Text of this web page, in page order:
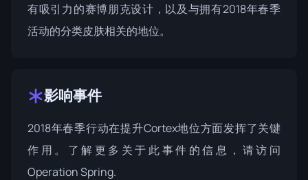
有吸引力的赛博朋克设计，以及与拥有2018年春季
活动的分类皮肤相关的地位。
影响事件
2018年春季行动在提升Cortex地位方面发挥了关键
作用。了解更多关于此事件的信息，请访问
Operation Spring.